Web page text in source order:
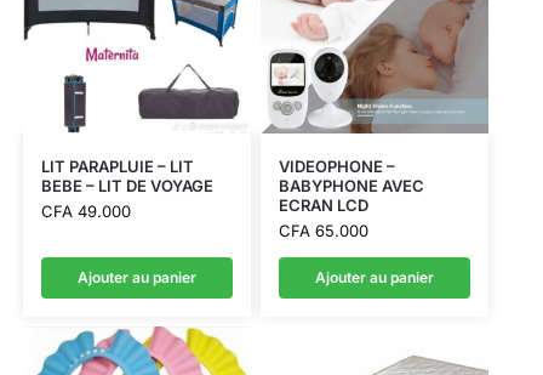
LIT PARAPLUIE – LIT
BEBE – LIT DE VOYAGE
CFA49.000
Ajouter au panier
VIDEOPHONE –
BABYPHONE AVEC
ECRAN LCD
CFA65.000
Ajouter au panier